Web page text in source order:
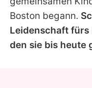
Boston begann.
Leidenschaft fürs
den sie bis heute